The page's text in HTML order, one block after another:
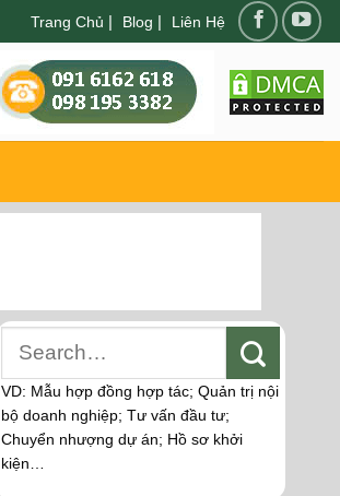
Trang Chủ | Blog | Liên Hệ
VD: Mẫu hợp đồng hợp tác; Quản trị nội
bộ doanh nghiệp; Tư vấn đầu tư;
Chuyển nhượng dự án; Hồ sơ khởi
kiện…